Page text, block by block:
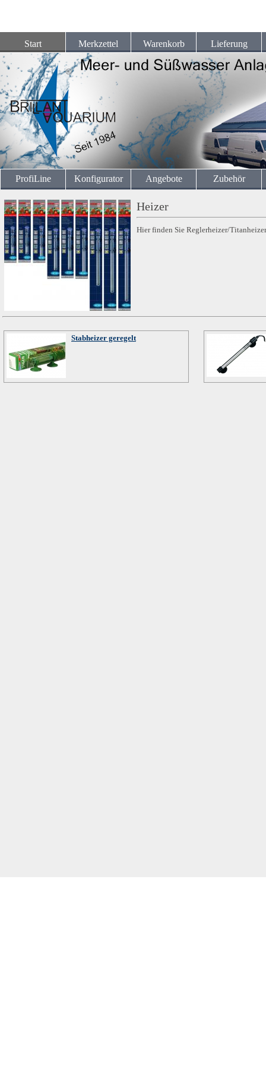
Start Merkzettel Warenkorb Lieferung
ProfiLine Konfigurator Angebote Zubehör
Heizer
Hier finden Sie Reglerheizer/Titanheizer
Stabheizer geregelt